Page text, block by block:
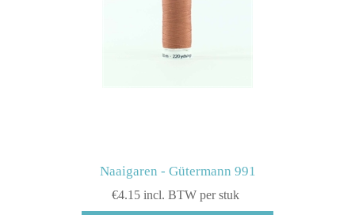
Naaigaren - Gütermann 991
€4.15 incl. BTW per stuk